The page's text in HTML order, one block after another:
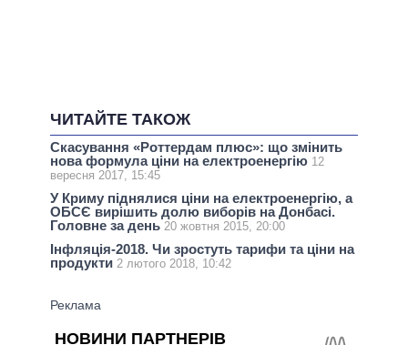
ЧИТАЙТЕ ТАКОЖ
Скасування «Роттердам плюс»: що змінить
нова формула ціни на електроенергію 12
вересня 2017, 15:45
У Криму піднялися ціни на електроенергію, а
ОБСЄ вирішить долю виборів на Донбасі.
Головне за день 20 жовтня 2015, 20:00
Інфляція-2018. Чи зростуть тарифи та ціни на
продукти 2 лютого 2018, 10:42